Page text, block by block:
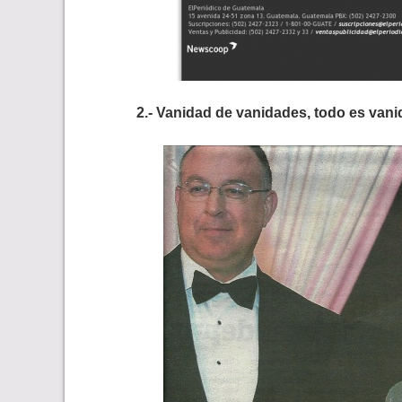
2.- Vanidad de vanidades, todo es